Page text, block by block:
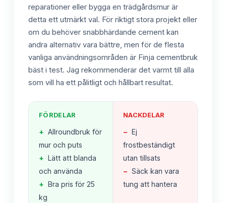
reparationer eller bygga en trädgårdsmur är
detta ett utmärkt val. För riktigt stora projekt eller
om du behöver snabbhärdande cement kan
andra alternativ vara bättre, men för de flesta
vanliga användningsområden är Finja cementbruk
bäst i test. Jag rekommenderar det varmt till alla
som vill ha ett pålitligt och hållbart resultat.
FÖRDELAR
+ Allroundbruk för
mur och puts
+ Lätt att blanda
och använda
+ Bra pris för 25
kg
NACKDELAR
− Ej
frostbeständigt
utan tillsats
− Säck kan vara
tung att hantera